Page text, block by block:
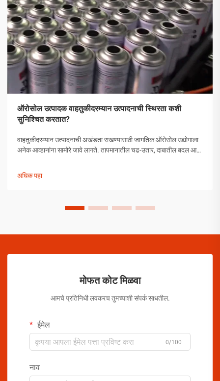
ऑरोसोल उत्पादक वाहतुकीदरम्यान उत्पादनाची स्थिरता कशी
सुनिश्चित करतात?
वाहतुकीदरम्यान उत्पादनाची अखंडता राखण्यासाठी जागतिक ऑरोसोल उद्योगाला
अनेक आव्हानांना सामोरे जावे लागते. तापमानातील चढ-उतार, दाबातील बदल आणि
उपाययोजना राबविल्या पाहिजेत.
अधिक पहा
मोफत कोट मिळवा
आमचे प्रतिनिधी लवकरच तुमच्याशी संपर्क साधतील.
ईमेल
0/100
नाव